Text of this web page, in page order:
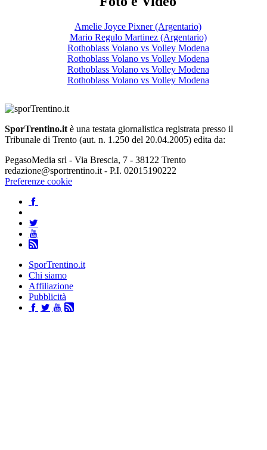
Amelie Joyce Pixner (Argentario)
Mario Regulo Martinez (Argentario)
Rothoblass Volano vs Volley Modena
Rothoblass Volano vs Volley Modena
Rothoblass Volano vs Volley Modena
Rothoblass Volano vs Volley Modena
SporTrentino.it è una testata giornalistica registrata presso il
Tribunale di Trento (aut. n. 1.250 del 20.04.2005) edita da:
PegasoMedia srl - Via Brescia, 7 - 38122 Trento
redazione@sportrentino.it - P.I. 02015190222
Preferenze cookie
SporTrentino.it
Chi siamo
Affiliazione
Pubblicità